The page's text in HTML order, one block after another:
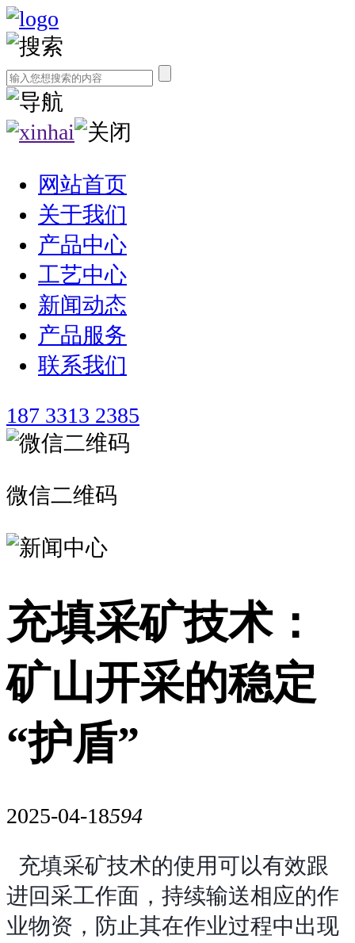
网站首页
关于我们
产品中心
工艺中心
新闻动态
产品服务
联系我们
187 3313 2385
微信二维码
充填采矿技术：
矿山开采的稳定
“护盾”
2025-04-18594
充填采矿技术的使用可以有效跟
进回采工作面，持续输送相应的作
业物资，防止其在作业过程中出现